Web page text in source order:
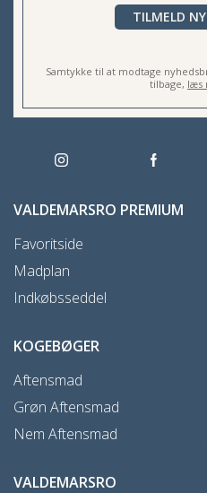
TILMELD
Samtykke til at modtage
tilbage, læs
VALDEMARSRO PREMIUM
Favoritside
Madplan
Indkøbsseddel
KOGEBØGER
Aftensmad
Grøn Aftensmad
Nem Aftensmad
VALDEMARSRO